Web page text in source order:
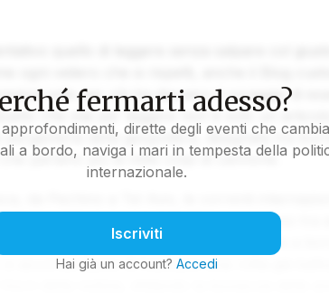
solo per chi ha davvero il coraggio di
che stai per leggere non è solo un
pergamena della geopolitica, disegnata tra
che parlano più di mille colpi di cannone.
calcolo. Gli ammiragli della Terra navigano tra
come fari intermittenti nella notte. Ma a
ci accontentiamo di tracciare una rotta già
fermarti adesso?
dirette degli eventi che
a bordo, naviga i mari in tempesta della
internazionale.
Iscriviti
Hai già un account? Accedi